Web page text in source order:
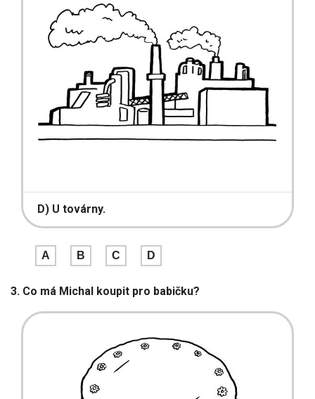
D) U továrny.
A B C D
3. Co má Michal koupit pro babičku?